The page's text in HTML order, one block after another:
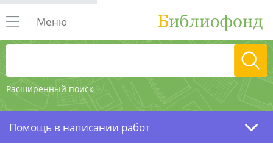
Расширенный поиск
Меню
Помощь в написании работ